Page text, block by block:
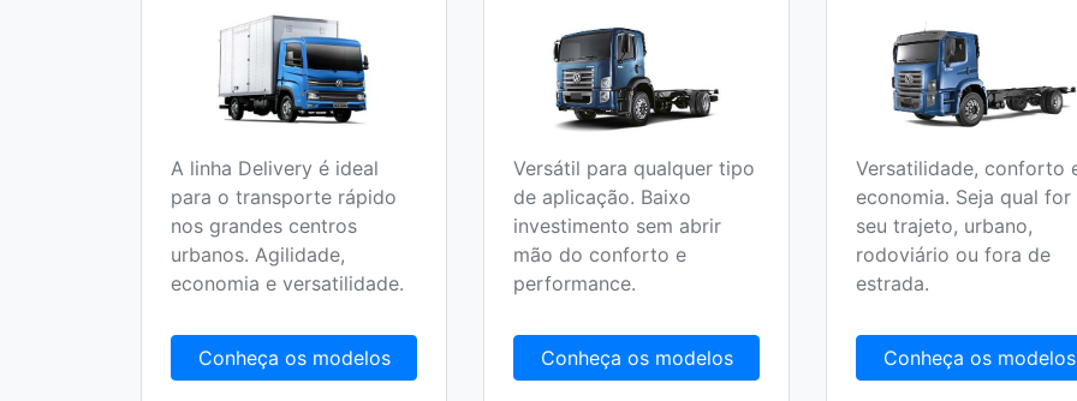
A linha Delivery é ideal
para o transporte rápido
nos grandes centros
urbanos. Agilidade,
economia e versatilidade.
Conheça os modelos
Versátil para qualquer tipo
de aplicação. Baixo
investimento sem abrir
mão do conforto e
performance.
Conheça os modelos
Versatilidade, conforto
economia. Seja qual for
seu trajeto, urbano,
rodoviário ou fora de
estrada.
Conheça os modelos